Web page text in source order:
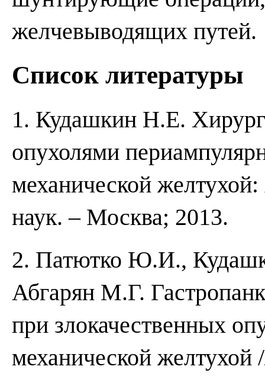
желчевыводящих путей.
Список литературы
1. Кудашкин Н.Е.
опухолями
механической
наук. – Москва; 2013.
2. Патютко Ю.И.,
Абгарян М.Г.
при злокачественных
механической